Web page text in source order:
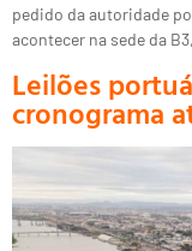
pedido da autoridade
acontecer na sede da
Leilões
cronograma